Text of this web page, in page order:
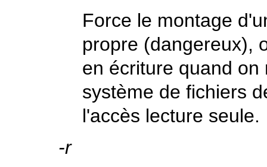
Force le montage
propre (dangereux),
en écriture quand
système de fichiers
l'accès lecture seule.
-r